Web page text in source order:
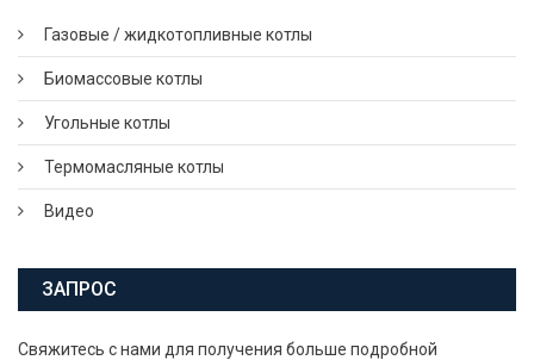
Газовые / жидкотопливные котлы
Биомассовые котлы
Угольные котлы
Термомасляные котлы
Видео
ЗАПРОС
Свяжитесь с нами для получения больше подробной